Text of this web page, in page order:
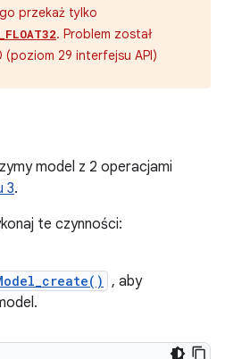
przekaż tylko
. Problem został
29 interfejsu API)
model z 2 operacjami
3.
te czynności:
, aby